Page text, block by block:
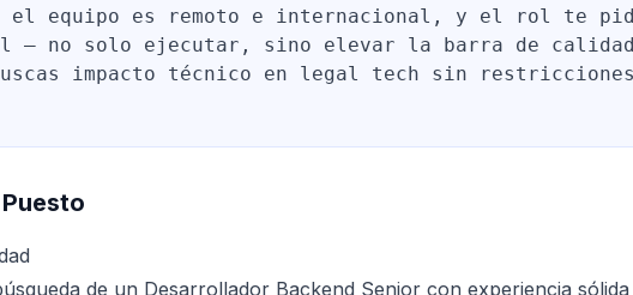
el equipo es remoto e internacional, y el rol te
— no solo ejecutar, sino elevar la barra de
impacto técnico en legal tech sin restricciones
de un Desarrollador Backend Senior con experiencia sólida